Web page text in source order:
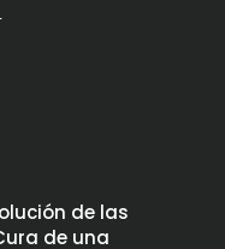
de las
de una